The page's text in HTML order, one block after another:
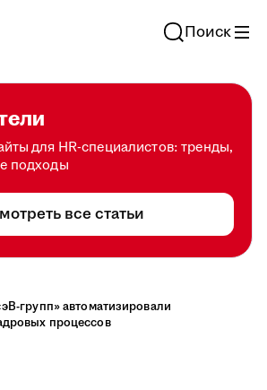
Поиск
для HR-специалистов: тренды,
подходы
все статьи
групп» автоматизировали
процессов